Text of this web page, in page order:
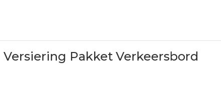
Versiering Pakket Verkeersbord